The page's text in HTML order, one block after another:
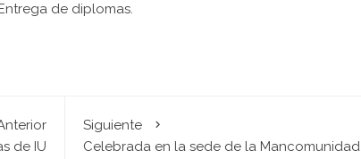
de diplomas.
de IU
Siguiente
Celebrada en la sede de la